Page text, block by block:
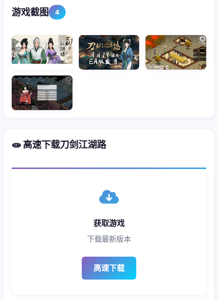
游戏截图 4
🧫 高速下载刀剑江湖路
获取游戏
下载最新版本
高速下载